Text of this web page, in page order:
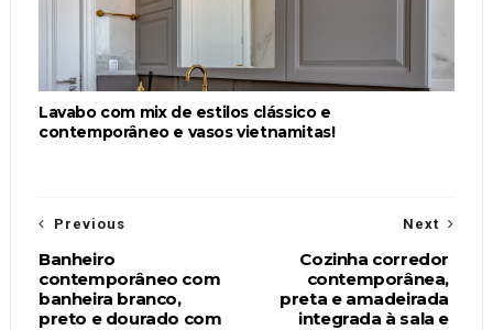
Lavabo com mix de estilos clássico e
contemporâneo e vasos vietnamitas!
Next
Cozinha corredor
contemporânea,
preta e amadeirada
integrada à sala e
Previous
Banheiro
contemporâneo com
banheira branco,
preto e dourado com